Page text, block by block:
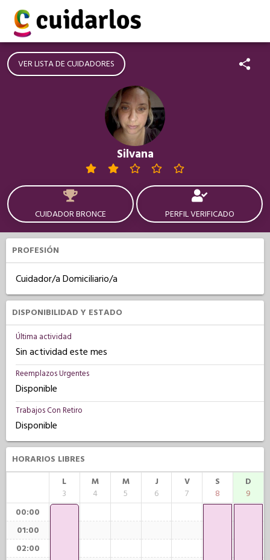
VER LISTA DE CUIDADORES
Silvana
CUIDADOR BRONCE PERFIL VERIFICADO
PROFESIÓN
Cuidador/a Domiciliario/a
DISPONIBILIDAD Y ESTADO
Última actividad
Sin actividad este mes
Reemplazos Urgentes
Disponible
Trabajos Con Retiro
Disponible
HORARIOS LIBRES
L
3
M
4
M
5
J
6
V
7
S
8
D
9
00:00
01:00
02:00